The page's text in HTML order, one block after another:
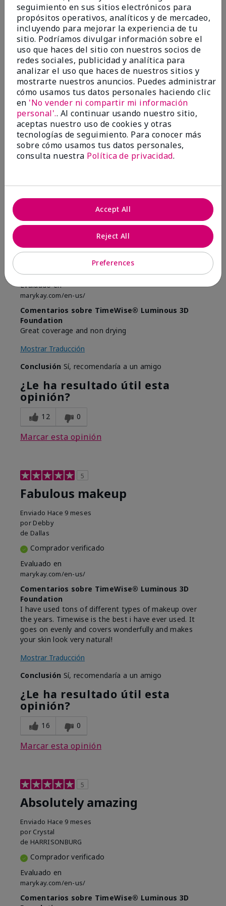
Evaluado en
marykay.com/en-us/
Comentarios sobre TimeWise® Luminous 3D
Foundation
I've been using this for years. Great coverage
Mostrar Traducción
ConclusiónSí, recomendaría a un amigo
¿Le ha resultado útil esta
opinión?
14 0
Marcar esta opinión
5
Wonderful texture
deBoise Idaho
Evaluado en
marykay.com/en-us/
Comentarios sobre TimeWise® Luminous 3D
Foundation
Great coverage and non drying
Mostrar Traducción
Conclusión Sí, recomendaría a un amigo
¿Le ha resultado útil esta
opinión?
12 0
Marcar esta opinión
5
Fabulous makeup
Enviado Hace 9 meses
por Debby
de Dallas
Comprador verificado
Evaluado en
marykay.com/en-us/
Comentarios sobre TimeWise® Luminous 3D
Foundation
I have used tons of different types of makeup over
the years. Timewise is the best i have ever used. It
goes on evenly and covers wonderfully and makes
your skin look very natural!
Mostrar Traducción
Conclusión Sí, recomendaría a un amigo
¿Le ha resultado útil esta
opinión?
16 0
Marcar esta opinión
5
Absolutely amazing
Enviado Hace 9 meses
por Crystal
de HARRISONBURG
Comprador verificado
Evaluado en
marykay.com/en-us/
Comentarios sobre TimeWise® Luminous 3D
seguimiento en sus sitios electrónicos para
propósitos operativos, analíticos y de mercadeo,
incluyendo para mejorar la experiencia de tu
sitio. Podríamos divulgar información sobre el
uso que haces del sitio con nuestros socios de
redes sociales, publicidad y analítica para
analizar el uso que haces de nuestros sitios y
mostrarte nuestros anuncios. Puedes administrar
cómo usamos tus datos personales haciendo clic
en 'No vender ni compartir mi información
personal'.. Al continuar usando nuestro sitio,
aceptas nuestro uso de cookies y otras
tecnologías de seguimiento. Para conocer más
sobre cómo usamos tus datos personales,
consulta nuestra Política de privacidad.
Preferences
Reject All
Accept All